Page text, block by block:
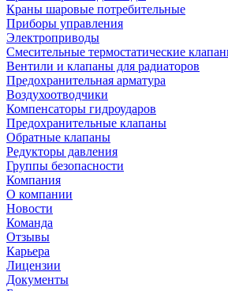
Краны шаровые потребительные
Приборы управления
Электроприводы
Смесительные термостатические
Вентили и клапаны для радиаторов
Предохранительная арматура
Воздухоотводчики
Компенсаторы гидроударов
Предохранительные клапаны
Обратные клапаны
Редукторы давления
Группы безопасности
Компания
О компании
Новости
Команда
Отзывы
Карьера
Лицензии
Документы